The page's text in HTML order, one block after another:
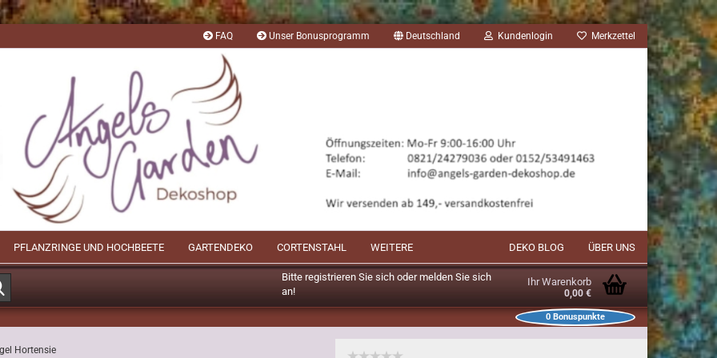
FAQ Unser Bonusprogramm Deutschland Kundenlogin Merkzettel
Bitte registrieren Sie sich oder melden Sie sich
an!
Ihr Warenkorb
0,00 €
0 Bonuspunkte
PFLANZRINGE UND HOCHBEETE GARTENDEKO CORTENSTAHL DEKO BLOG ÜBER UNS
WEITERE
Hortensie